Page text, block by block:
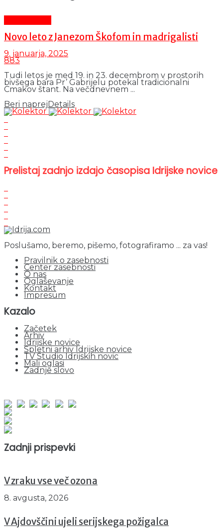
Novo leto z Janezom Škofom in madrigalisti
9. januarja, 2025
883
Tudi letos je med 19. in 23. decembrom v prostorih
bivšega bara Pr’ Gabrijelu potekal tradicionalni
Cmakov štant. Na večdnevnem ...
Beri naprej Details
Prelistaj zadnjo izdajo časopisa Idrijske novice
Poslušamo, beremo, pišemo, fotografiramo ... za vas!
Pravilnik o zasebnosti
Center zasebnosti
O nas
Oglaševanje
Kontakt
Impresum
Kazalo
Začetek
Arhiv
Idrijske novice
Spletni arhiv Idrijske novice
TV Studio Idrijskih novic
Mali oglasi
Zadnje slovo
Zadnji prispevki
V zraku vse več ozona
8. avgusta, 2026
V Ajdovščini ujeli serijskega požigalca